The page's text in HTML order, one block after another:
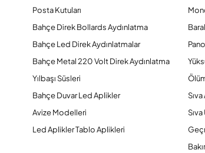
Posta Kutuları
Bahçe Direk Bollards Aydınlatma
Bahçe Led Direk Aydınlatmalar
Bahçe Metal 220 Volt Direk Aydınlatma
Yılbaşı Süsleri
Bahçe Duvar Led Aplikler
Avize Modelleri
Led Aplikler Tablo Aplikleri